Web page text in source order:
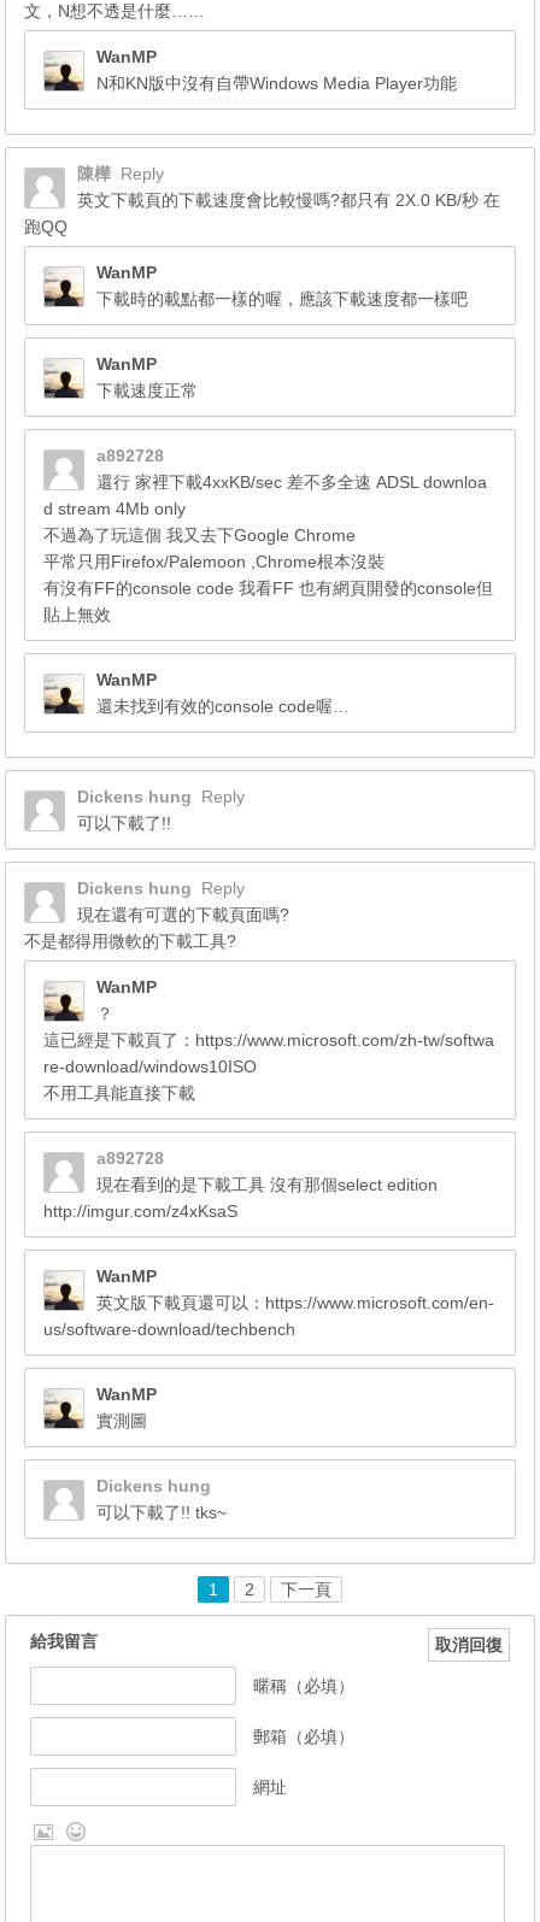
文，N想不透是什麼……
WanMP
N和KN版中沒有自帶Windows Media Player功能
陳樺 Reply
英文下載頁的下載速度會比較慢嗎?都只有 2X.0 KB/秒 在
跑QQ
WanMP
下載時的載點都一樣的喔，應該下載速度都一樣吧
WanMP
下載速度正常
a892728
還行 家裡下載4xxKB/sec 差不多全速 ADSL downloa
d stream 4Mb only
不過為了玩這個 我又去下Google Chrome
平常只用Firefox/Palemoon ,Chrome根本沒裝
有沒有FF的console code 我看FF 也有網頁開發的console但
貼上無效
WanMP
還未找到有效的console code喔…
Dickens hung
Reply
可以下載了!!
Dickens hung
Reply
現在還有可選的下載頁面嗎?
不是都得用微軟的下載工具?
WanMP
？
這已經是下載頁了：https://www.microsoft.com/zh-tw/softwa
re-download/windows10ISO
不用工具能直接下載
a892728
現在看到的是下載工具 沒有那個select edition
http://imgur.com/z4xKsaS
WanMP
英文版下載頁還可以：https://www.microsoft.com/en-
us/software-download/techbench
WanMP
實測圖
Dickens hung
可以下載了!! tks~
1 2 下一頁
給我留言 取消回復
暱稱（必填）
郵箱（必填）
網址